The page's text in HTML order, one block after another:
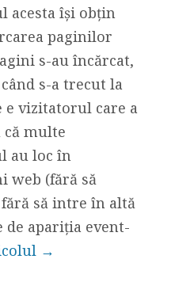
acesta își obțin
paginilor
s-au încărcat,
s-a trecut la
e vizitatorul care a
că multe
au loc în
web (fără să
fără să intre în altă
de apariția event-
→